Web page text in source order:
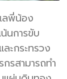
ลพี่น้อง
นการขับ
ะกระทรวง
รสามารถทำ